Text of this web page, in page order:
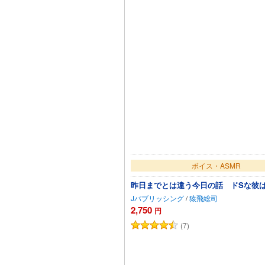
ボイス・ASMR
昨日までとは違う今日の話 ドSな彼
Jパブリッシング/猿飛総司
2,750 円
(7)